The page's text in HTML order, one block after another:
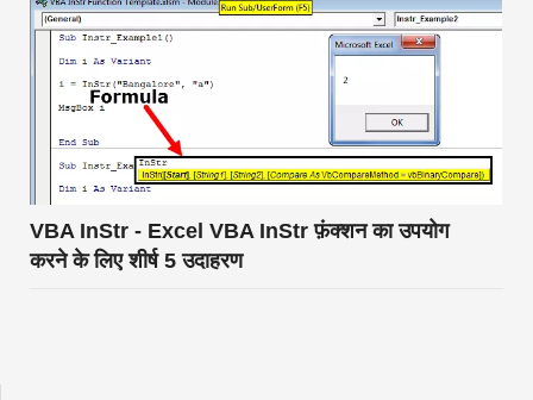
VBA InStr - Excel VBA InStr फ़ंक्शन का उपयोग
करने के लिए शीर्ष 5 उदाहरण